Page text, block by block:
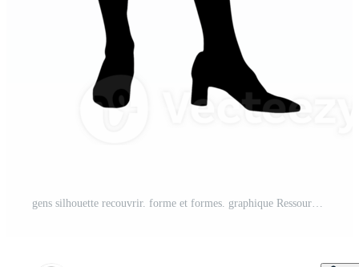
gens silhouette recouvrir. forme et formes. graphique Ressource et toile de fond. png PNG Pro